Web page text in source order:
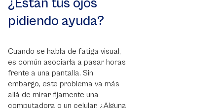
¿Están tus ojos
pidiendo ayuda?
Cuando se habla de fatiga visual,
es común asociarla a pasar horas
frente a una pantalla. Sin
embargo, este problema va más
allá de mirar fijamente una
computadora o un celular. ¿Alguna